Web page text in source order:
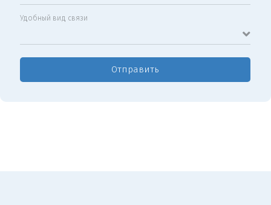
Удобный вид связи
Отправить